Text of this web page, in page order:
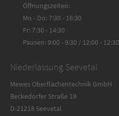
Öffnungszeiten:
Mo - Do: 7:30 - 16:30
Fr: 7:30 - 14:30
Pausen: 9:00 - 9:30 / 12:00 - 12:30
Niederlassung Seevetal
Mewes Oberflächentechnik GmbH
Beckedorfer Straße 19
D-21218 Seevetal